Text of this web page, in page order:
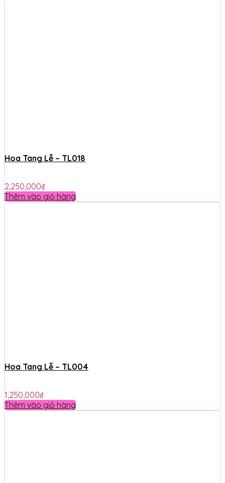
Hoa Tang Lễ – TL018
2,250,000₫
Thêm vào giỏ hàng
Hoa Tang Lễ – TL004
1,250,000₫
Thêm vào giỏ hàng